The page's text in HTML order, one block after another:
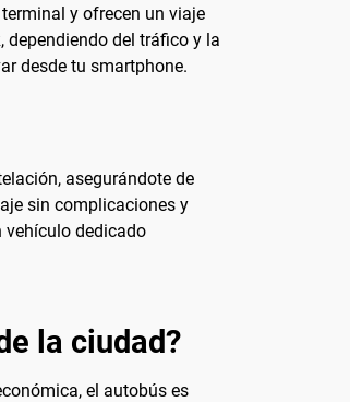
y ofrecen un viaje
dependiendo del tráfico y la
desde tu smartphone.
asegurándote de
sin complicaciones y
vehículo dedicado
la ciudad?
el autobús es